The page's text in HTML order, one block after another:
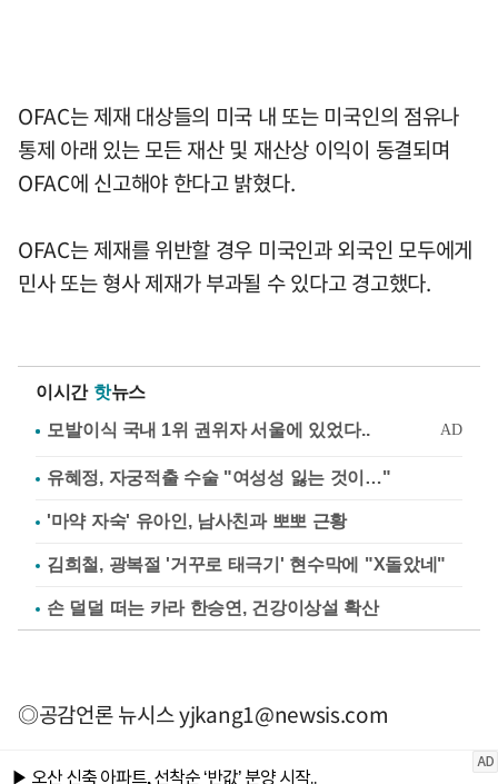
OFAC는 제재 대상들의 미국 내 또는 미국인의 점유나
통제 아래 있는 모든 재산 및 재산상 이익이 동결되며
OFAC에 신고해야 한다고 밝혔다.
OFAC는 제재를 위반할 경우 미국인과 외국인 모두에게
민사 또는 형사 제재가 부과될 수 있다고 경고했다.
이시간 핫뉴스
유혜정, 자궁적출 수술 "여성성 잃는 것이…"
'마약 자숙' 유아인, 남사친과 뽀뽀 근황
김희철, 광복절 '거꾸로 태극기' 현수막에 "X돌았네"
손 덜덜 떠는 카라 한승연, 건강이상설 확산
◎공감언론 뉴시스yjkang1@newsis.com